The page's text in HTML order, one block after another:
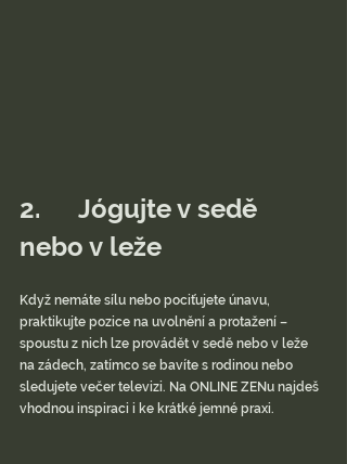
2.      Jógujte v sedě
nebo v leže
Když nemáte sílu nebo pociťujete únavu,
praktikujte pozice na uvolnění a protažení –
spoustu z nich lze provádět v sedě nebo v leže
na zádech, zatímco se bavíte s rodinou nebo
sledujete večer televizi. Na ONLINE ZENu najdeš
vhodnou inspiraci i ke krátké jemné praxi.